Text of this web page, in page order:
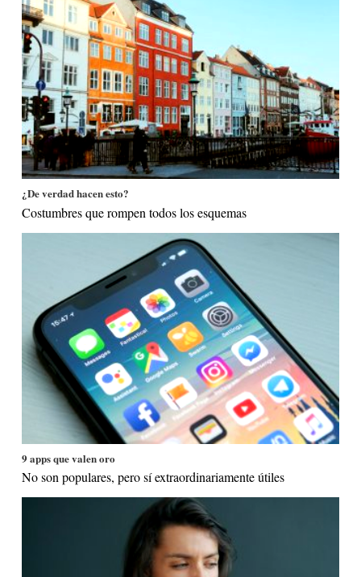
¿De verdad hacen esto?
Costumbres que rompen todos los esquemas
9 apps que valen oro
No son populares, pero sí extraordinariamente útiles